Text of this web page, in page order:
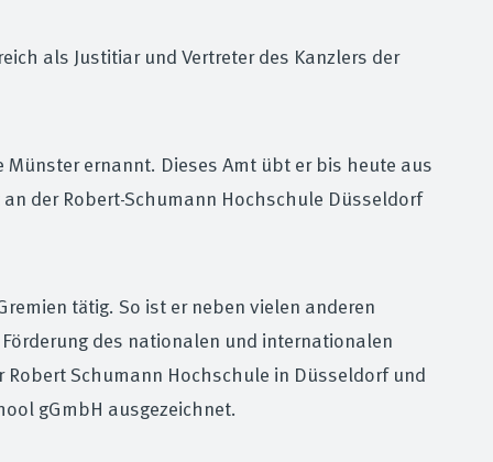
als Justitiar und Vertreter des Kanzlers der
ernannt. Dieses Amt übt er bis heute aus
der Robert-Schumann Hochschule Düsseldorf
tätig. So ist er neben vielen anderen
des nationalen und internationalen
Schumann Hochschule in Düsseldorf und
gGmbH ausgezeichnet.